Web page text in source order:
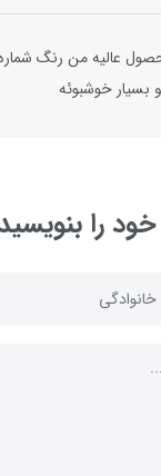
عالیه من رنگ
بسیار خوشبوئه
را